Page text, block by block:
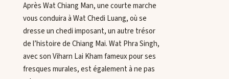
Après Wat Chiang Man, une courte marche
vous conduira à Wat Chedi Luang, où se
dresse un chedi imposant, un autre trésor
de l’histoire de Chiang Mai. Wat Phra Singh,
avec son Viharn Lai Kham fameux pour ses
fresques murales, est également à ne pas